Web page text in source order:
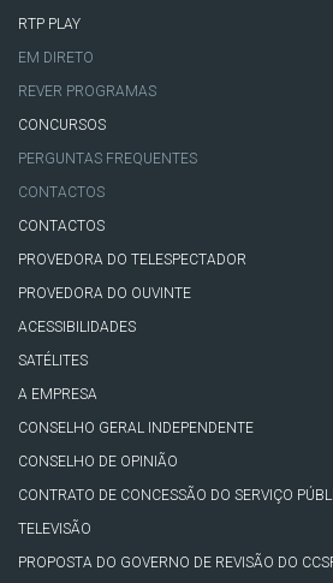
RTP PLAY
EM DIRETO
REVER PROGRAMAS
CONCURSOS
PERGUNTAS FREQUENTES
CONTACTOS
CONTACTOS
PROVEDORA DO TELESPECTADOR
PROVEDORA DO OUVINTE
ACESSIBILIDADES
SATÉLITES
A EMPRESA
CONSELHO GERAL INDEPENDENTE
CONSELHO DE OPINIÃO
CONTRATO DE CONCESSÃO DO SERVIÇO
TELEVISÃO
PROPOSTA DO GOVERNO DE REVISÃO DO